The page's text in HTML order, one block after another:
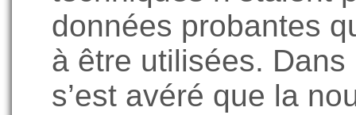
données probantes
à être utilisées.
s’est avéré que la